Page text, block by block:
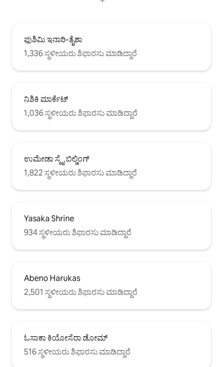
ಫುಶಿಮಿ ಇನಾರಿ-ತೈಶಾ
1,336 ಸ್ಥಳೀಯರು ಶಿಫಾರಸು ಮಾಡಿದ್ದಾರೆ
ನಿಶಿಕಿ ಮಾರ್ಕೆಟ್
1,036 ಸ್ಥಳೀಯರು ಶಿಫಾರಸು ಮಾಡಿದ್ದಾರೆ
ಉಮೇಡಾ ಸ್ಕೈ ಬಿಲ್ಡಿಂಗ್
1,822 ಸ್ಥಳೀಯರು ಶಿಫಾರಸು ಮಾಡಿದ್ದಾರೆ
Yasaka Shrine
934 ಸ್ಥಳೀಯರು ಶಿಫಾರಸು ಮಾಡಿದ್ದಾರೆ
Abeno Harukas
2,501 ಸ್ಥಳೀಯರು ಶಿಫಾರಸು ಮಾಡಿದ್ದಾರೆ
ಓಸಾಕಾ ಕಿಯೋಸೆರಾ ಡೋಮ್
516 ಸ್ಥಳೀಯರು ಶಿಫಾರಸು ಮಾಡಿದ್ದಾರೆ